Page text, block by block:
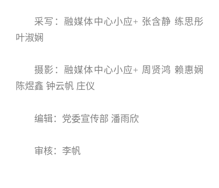
采写：融媒体中心小应+ 张含静 练思彤
叶淑娴
摄影：融媒体中心小应+ 周贤鸿 赖惠娴
陈煜鑫 钟云帆 庄仪
编辑：党委宣传部 潘雨欣
审核：李帆